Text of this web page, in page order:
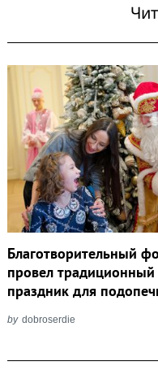
Благотворительный
провел
праздник для
by dobroserdie